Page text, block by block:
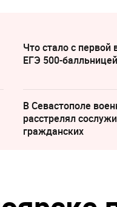
Что стало с первой
ЕГЭ 500-балльницей
В Севастополе
расстрелял
гражданских